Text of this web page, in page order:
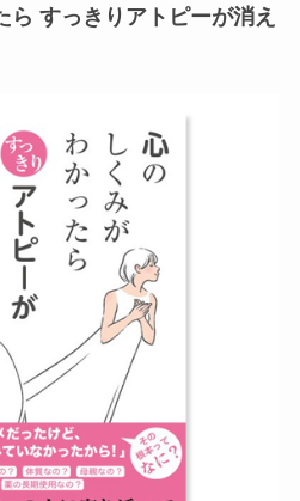
ら すっきりアトピーが消え